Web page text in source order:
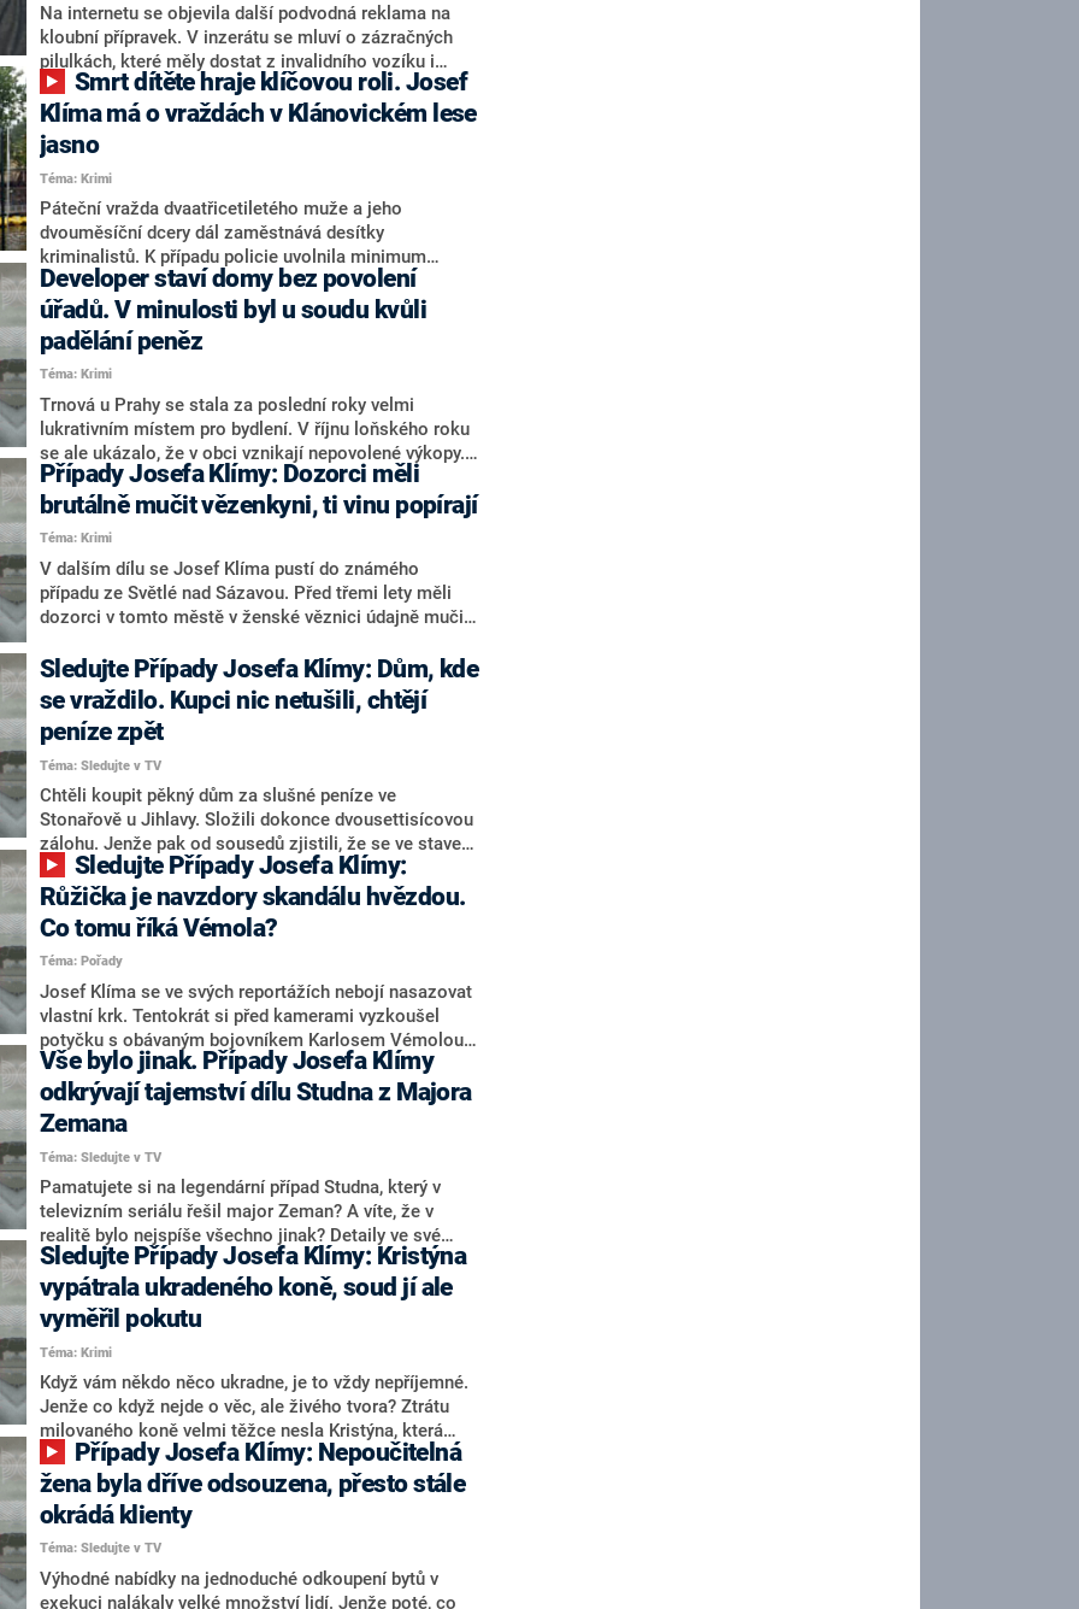
Na internetu se objevila další podvodná reklama na
kloubní přípravek. V inzerátu se mluví o zázračných
pilulkách, které měly dostat z invalidního vozíku i
známého novináře Josefa Klímu. Má to ale hned
několik háčků. Hlavní tvář reklamního článku nikdy
nebyla na invalidním vozíku, nikdy žádné zázračné
tablety neužívala a o tom, že účinkuje v reklamě,
vůbec neví. Obětí se stal i neurochirurg Vladimír
Beneš.
Klíma má o vraždách v Klánovickém lese
jasno
Téma: Krimi
Páteční vražda dvaatřicetiletého muže a jeho
dvouměsíční dcery dál zaměstnává desítky
kriminalistů. K případu policie uvolnila minimum
informací. Nad tím, co se mohlo v Klánovickém lese
stát, se pro CNN Prima NEWS zamyslel publicista
Josef Klíma. Podle něj smrt dítěte hrála důležitou roli.
Sledujte ve čtvrtek od 11:10 speciální vysílání Záhady
Klánovického lesa na CNN Prima NEWS.
Developer staví domy bez povolení
úřadů. V minulosti byl u soudu kvůli
padělání peněz
Téma: Krimi
Trnová u Prahy se stala za poslední roky velmi
lukrativním místem pro bydlení. V říjnu loňského roku
se ale ukázalo, že v obci vznikají nepovolené výkopy.
Ani po roce nejsou povolení stále vyřízena. Druhá
reportáž v pořadu Případy Josefa Klímy přinese příběh
asistenčního psa, který měl být klientce násilně
odebrán kvůli podezření z týrání.
Případy Josefa Klímy: Dozorci měli
brutálně mučit vězenkyni, ti vinu popírají
Téma: Krimi
V dalším dílu se Josef Klíma pustí do známého
případu ze Světlé nad Sázavou. Před třemi lety měli
dozorci v tomto městě v ženské věznici údajně mučit
cely. Ti se ale brání. Podle svých slov jednali podle
pravidel a nedopustili se jakéhokoli nelidského
zacházení. Život se jim po této kauze doslova obrátil
naruby. Druhá reportáž pak přiblíží genetika Emanuela
Žďárského, který se rozhodl dát 100 milionů ze svého
na boj proti vážným nemocem. Případy Josefa Klímy
sledujte ve středu ve 22:50 na Primě
Sledujte Případy Josefa Klímy: Dům, kde
se vraždilo. Kupci nic netušili, chtějí
peníze zpět
Téma: Sledujte v TV
Chtěli koupit pěkný dům za slušné peníze ve
Stonařově u Jihlavy. Složili dokonce dvousettisícovou
zálohu. Jenže pak od sousedů zjistili, že se ve stavení
vraždilo a celá obec o něm mluví jako o prokletém.
Realitní makléř ale tvrdil, že jsou to jen povídačky a
jeho kancelář jim odmítla peníze vrátit. Druhá reportáž
Marcely Sobotkové se týká řemeslníka, který vybíral
zálohy na práci, kterou pak neudělal. Mají poškození
šanci získat své peníze zpět? Případy Josefa Klímy
sledujte ve středu ve 22:50 na Primě.
Růžička je navzdory skandálu hvězdou.
Co tomu říká Vémola?
Téma: Pořady
Josef Klíma se ve svých reportážích nebojí nasazovat
vlastní krk. Tentokrát si před kamerami vyzkoušel
potyčku s obávaným bojovníkem Karlosem Vémolou.
To všechno kvůli Tadeáši Růžičkovi, zápasníkovi, který
si natáčel na ulici knokautovaného muže, smál se mu
a chlubil se tím na sociálních sítích. Růžičku teď
vyšetřuje policie, jenže ani to mu nezabránilo, aby se
stal jednou z hlavních hvězd MMA galavečera. Co si o
tom myslí Karlos Vémola a další hvězdní sportovci?
Ve druhé reportáži popíše Veronika Krejčí neuvěřitelné
chování soukromé vysoké školy, jež chce po
studentech zaplatit i za nesplněné studijní povinnosti.
Po těch, kteří ze školy odešli předčasně, požaduje
dokonce i peníze za nedostudované ročníky.
Vše bylo jinak. Případy Josefa Klímy
odkrývají tajemství dílu Studna z Majora
Zemana
Téma: Sledujte v TV
Pamatujete si na legendární případ Studna, který v
televizním seriálu řešil major Zeman? A víte, že v
realitě bylo nejspíše všechno jinak? Detaily ve své
reportáži prozradí publicista a badatel Jaroslav Mareš.
A Josef Klíma si tentokrát posvítí na podvodníky, kteří
od lidí, kteří si přáli mít zimní zahradu, inkasovali
desetitisíce, aniž by poté něco vybudovali. Případy
Josefa Klímy začínají už ve středu ve 22:50 na Primě.
Sledujte Případy Josefa Klímy: Kristýna
vypátrala ukradeného koně, soud jí ale
vyměřil pokutu
Téma: Krimi
Když vám někdo něco ukradne, je to vždy nepříjemné.
Jenže co když nejde o věc, ale živého tvora? Ztrátu
milovaného koně velmi těžce nesla Kristýna, která
měla Falcona od hříběte. Ztracené zvíře si nakonec
našla na vlastní pěst. Jenže happy end se v tomto
případě nekonal. Přišel soud, statisícové pokuty a
Falconova nejistá budoucnost. Druhá reportáž se
ponoří do starostí obyvatel v okolí Cínovce, kde se
nachází obrovské ložisko lithia a kde by se brzy mělo
začít těžit. Případy Josefa Klímy začínají ve středu ve
žena byla dříve odsouzena, přesto stále
okrádá klienty
Téma: Sledujte v TV
Výhodné nabídky na jednoduché odkoupení bytů v
exekuci nalákaly velké množství lidí. Jenže poté, co